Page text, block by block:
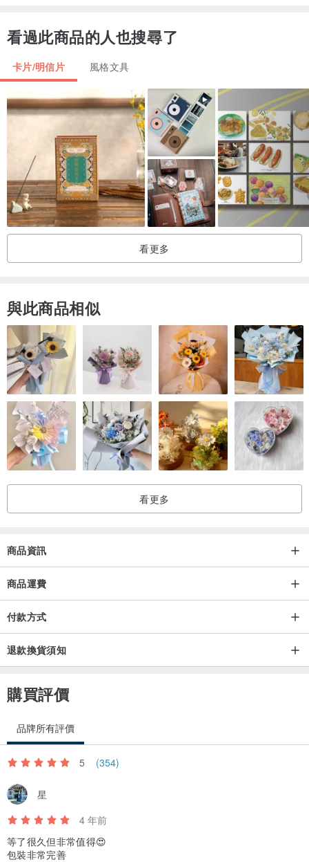
乘著時間，到想去的地方吧。
總有一天，會到達的。
✦尺寸：約10.5 x 15 cm 大小
✦材質：摸起來舒服又好寫的240P奇美紙（類似象牙紙質感，棉質溫
潤手感）
（這次原稿是用色鉛筆畫的，保留了我最喜歡的筆觸，希望你能感受
到手繪的溫暖：）
✦ 小叮嚀：照片因為光影及每個螢幕顯示色不同，與實品顏色略有差
看過此商品的人也搜尋了
卡片/明信片 風格文具
看更多
與此商品相似
看更多
商品資訊
商品運費
付款方式
退款換貨須知
購買評價
品牌所有評價
5 (354)
星
4 年前
等了很久但非常值得😍
包裝非常完善